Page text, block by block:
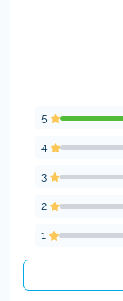
5
4
3
2
1